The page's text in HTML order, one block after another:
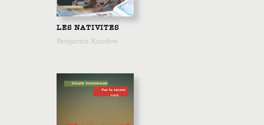
LES NATIVITES
Benjamin Randow